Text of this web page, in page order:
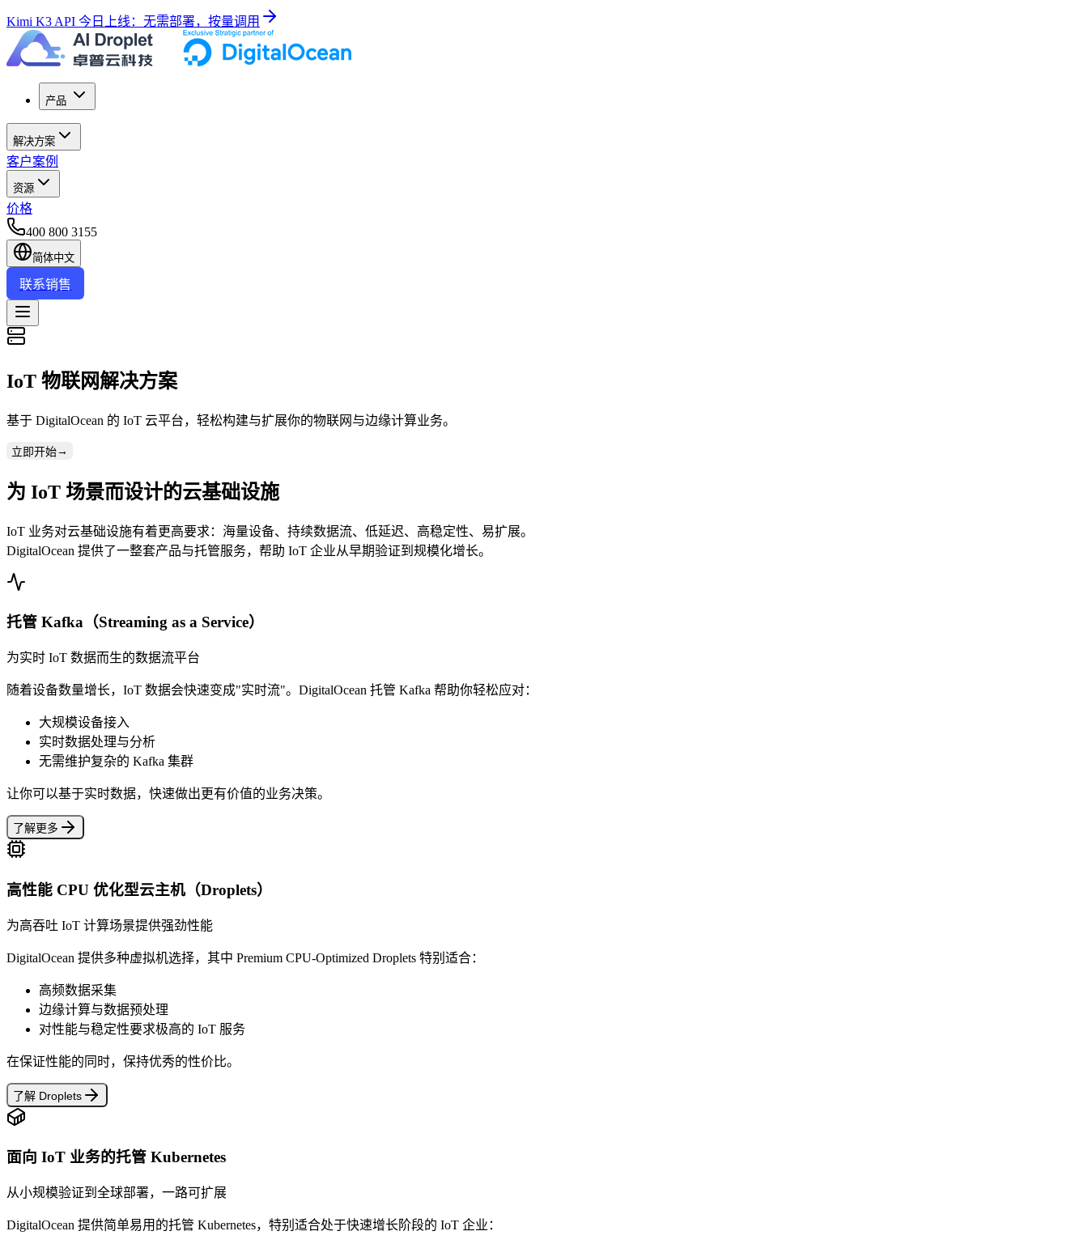
Kimi K3 API 今日上线：无需部署，按量调用
产品
解决方案
客户案例
资源
价格
400 800 3155
简体中文
联系销售
IoT 物联网解决方案
基于 DigitalOcean 的 IoT 云平台，轻松构建与扩展你的物联网与边缘计算业务。
立即开始→
为 IoT 场景而设计的云基础设施
IoT 业务对云基础设施有着更高要求：海量设备、持续数据流、低延迟、高稳定性、易扩展。
DigitalOcean 提供了一整套产品与托管服务，帮助 IoT 企业从早期验证到规模化增长。
托管 Kafka（Streaming as a Service）
为实时 IoT 数据而生的数据流平台
随着设备数量增长，IoT 数据会快速变成"实时流"。DigitalOcean 托管 Kafka 帮助你轻松应对：
大规模设备接入
实时数据处理与分析
无需维护复杂的 Kafka 集群
让你可以基于实时数据，快速做出更有价值的业务决策。
了解更多
高性能 CPU 优化型云主机（Droplets）
为高吞吐 IoT 计算场景提供强劲性能
DigitalOcean 提供多种虚拟机选择，其中 Premium CPU-Optimized Droplets 特别适合：
高频数据采集
边缘计算与数据预处理
对性能与稳定性要求极高的 IoT 服务
在保证性能的同时，保持优秀的性价比。
了解 Droplets
面向 IoT 业务的托管 Kubernetes
从小规模验证到全球部署，一路可扩展
DigitalOcean 提供简单易用的托管 Kubernetes，特别适合处于快速增长阶段的 IoT 企业：